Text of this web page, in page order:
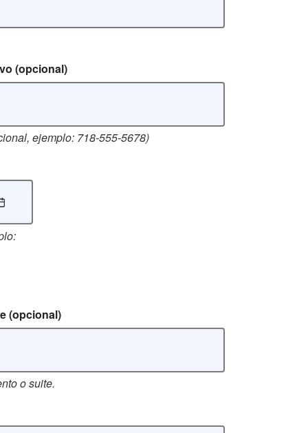
(opcional)
ejemplo: 718-555-5678)
(opcional)
o suite.